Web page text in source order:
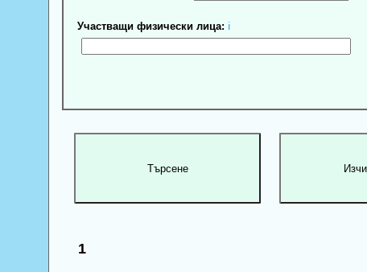
Участващи физически лица: ℹ
1